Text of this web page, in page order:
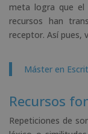
meta logra que el
recursos han
receptor. Así pues,
Máster en
Recursos
Repeticiones de